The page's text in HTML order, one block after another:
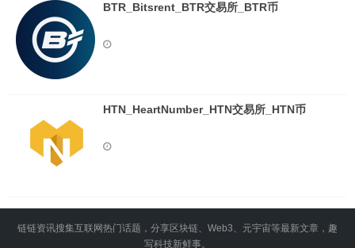
BTR_Bitsrent_BTR交易所_BTR币
HTN_HeartNumber_HTN交易所_HTN币
链链资讯搜集互联网热门话题，分享区块链、Web3、元宇宙等最新文章，趣
写科技新鲜事。